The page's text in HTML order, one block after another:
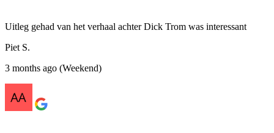
Uitleg gehad van het verhaal achter Dick Trom was interessant
Piet S.
3 months ago (Weekend)